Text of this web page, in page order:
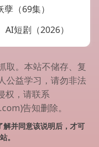
（69集）
短剧（2026）
取。本站不储存、复
公益学习，请勿非法
权，请联系
告知删除。
并同意该说明后，才可
。